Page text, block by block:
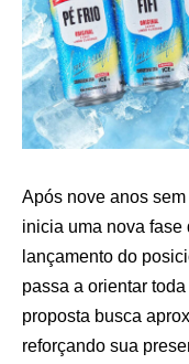
Após nove anos
inicia uma nova
lançamento do
passa a orientar
proposta busca
reforçando sua